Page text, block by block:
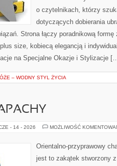
o czytelnikach, którzy
dotyczących dobierania
Strona łączy poradnikową
size, kobiecą elegancją i
na Specjalne Okazje i Stylizacje
– WODNY STYL ŻYCIA
- 14 - 2026 MOŻLIWOŚĆ
Orientalno-przyprawowy
jest to zakątek stworzony